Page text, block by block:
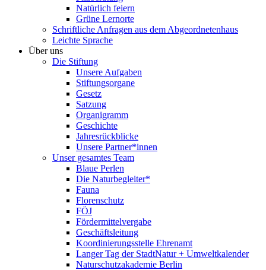
Natürlich feiern
Grüne Lernorte
Schriftliche Anfragen aus dem Abgeordnetenhaus
Leichte Sprache
Über uns
Die Stiftung
Unsere Aufgaben
Stiftungsorgane
Gesetz
Satzung
Organigramm
Geschichte
Jahresrückblicke
Unsere Partner*innen
Unser gesamtes Team
Blaue Perlen
Die Naturbegleiter*
Fauna
Florenschutz
FÖJ
Fördermittelvergabe
Geschäftsleitung
Koordinierungsstelle Ehrenamt
Langer Tag der StadtNatur + Umweltkalender
Naturschutzakademie Berlin